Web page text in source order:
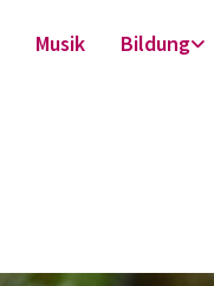
Musik Bildung